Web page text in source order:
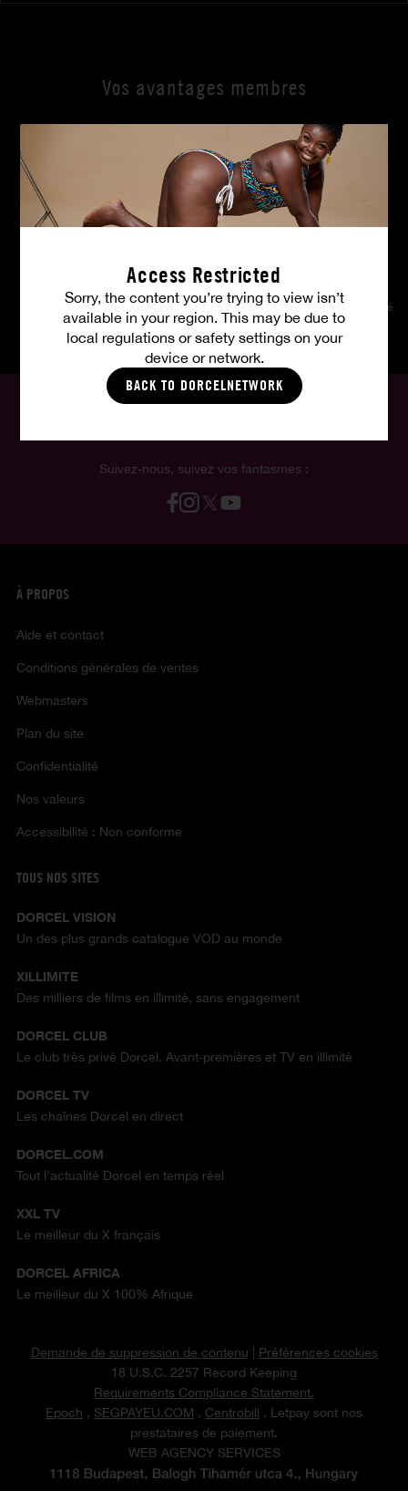
Access Restricted
Sorry, the content you’re trying to view isn’t
available in your region. This may be due to
local regulations or safety settings on your
device or network.
BACK TO DORCELNETWORK
Vos avantages membres
Où que vous soyez 4K ultra HD Paiement discret
Mises à jour
Photos HD Téléchargement illimité
Suivez-nous, suivez vos fantasmes :
À PROPOS
Aide et contact
Conditions générales de ventes
Webmasters
Plan du site
Confidentialité
Nos valeurs
Accessibilité : Non conforme
TOUS NOS SITES
DORCEL VISION
Un des plus grands catalogue VOD au monde
XILLIMITE
Des milliers de films en illimité, sans engagement
DORCEL CLUB
Le club très privé Dorcel. Avant-premières et TV en illimité
DORCEL TV
Les chaînes Dorcel en direct
DORCEL.COM
Tout l'actualité Dorcel en temps réel
XXL TV
Le meilleur du X français
DORCEL AFRICA
Le meilleur du X 100% Afrique
Demande de suppression de contenu
Préférences cookies
18 U.S.C. 2257 Record Keeping
Requirements Compliance Statement.
Epoch , SEGPAYEU.COM , Centrobill , Letpay sont nos
prestataires de paiement.
WEB AGENCY SERVICES